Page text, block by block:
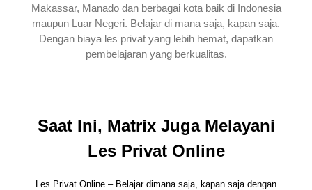
Makassar, Manado dan berbagai kota baik di Indonesia
maupun Luar Negeri. Belajar di mana saja, kapan saja.
Dengan biaya les privat yang lebih hemat, dapatkan
pembelajaran yang berkualitas.
Saat Ini, Matrix Juga Melayani
Les Privat Online
Les Privat Online – Belajar dimana saja, kapan saja dengan